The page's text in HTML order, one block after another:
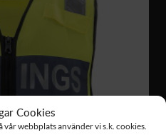
Cookies
vår webbplats använder vi s.k. cookies.